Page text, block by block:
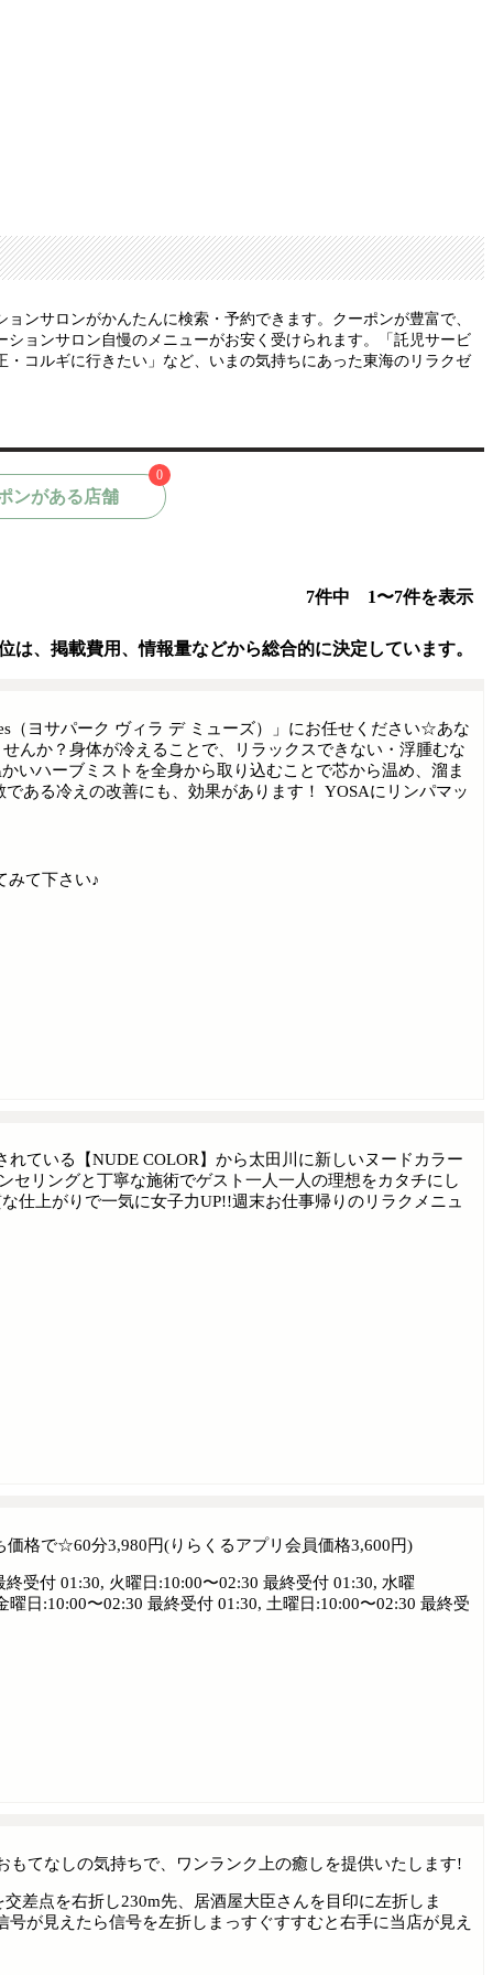
ンサロンがかんたんに検索・予約できます。クーポンが豊富で、
ョンサロン自慢のメニューがお安く受けられます。「託児サービ
コルギに行きたい」など、いまの気持ちにあった東海のリラクゼ
ンがある店舗
0
7件中 1〜7件を表示
は、掲載費用、情報量などから総合的に決定しています。
（ヨサパーク ヴィラ デ ミューズ）」にお任せください☆あな
んか？身体が冷えることで、リラックスできない・浮腫むな
いハーブミストを全身から取り込むことで芯から温め、溜ま
ある冷えの改善にも、効果があります！ YOSAにリンパマッ
みて下さい♪
ている【NUDE COLOR】から太田川に新しいヌードカラー
リングと丁寧な施術でゲスト一人一人の理想をカタチにし
仕上がりで一気に女子力UP!!週末お仕事帰りのリラクメニュ
格で☆60分3,980円(りらくるアプリ会員価格3,600円)
受付 01:30, 火曜日:10:00〜02:30 最終受付 01:30, 水曜
日:10:00〜02:30 最終受付 01:30, 土曜日:10:00〜02:30 最終受
てなしの気持ちで、ワンランク上の癒しを提供いたします!
差点を右折し230m先、居酒屋大臣さんを目印に左折しま
が見えたら信号を左折しまっすぐすすむと右手に当店が見え